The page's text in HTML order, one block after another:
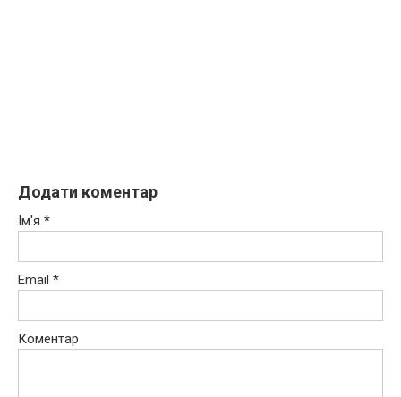
Додати коментар
Ім'я *
Email *
Коментар